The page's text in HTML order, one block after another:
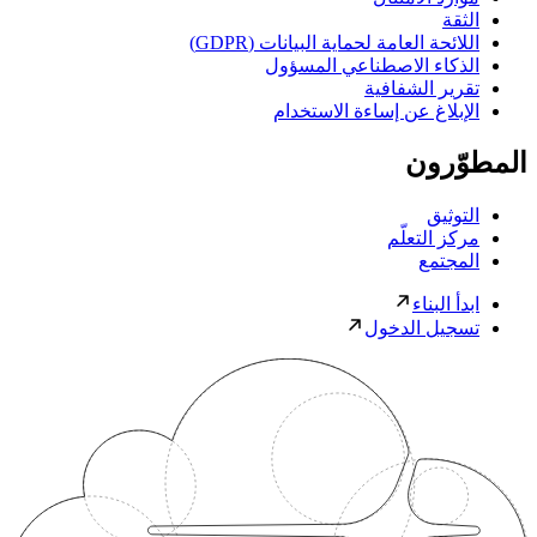
الثقة
اللائحة العامة لحماية البيانات (GDPR)
الذكاء الاصطناعي المسؤول
تقرير الشفافية
الإبلاغ عن إساءة الاستخدام
المطوّرون
التوثيق
مركز التعلّم
المجتمع
ابدأ البناء
تسجيل الدخول